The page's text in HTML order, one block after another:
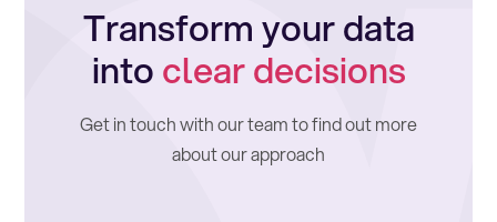
Transform your data
intoclear decisions
Get in touch with our team to find out more
about our approach